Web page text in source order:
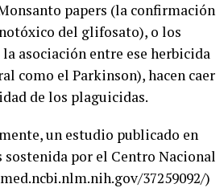
papers (la confirmación
del glifosato), o los
la asociación entre ese herbicida
como el Parkinson), hacen caer
de los plaguicidas.
un estudio publicado en
por el Centro Nacional
37259092/)